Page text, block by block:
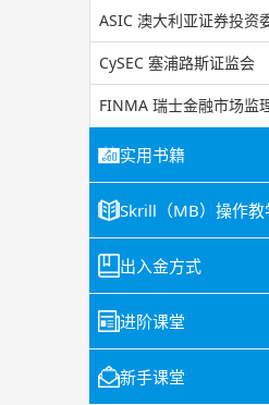
ASIC 澳大利亚证券投资
CySEC 塞浦路斯证监会
FINMA 瑞士金融市场监
实用书籍
Skrill（MB）操作教
出入金方式
进阶课堂
新手课堂